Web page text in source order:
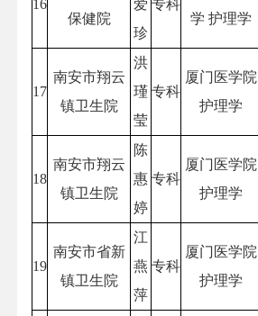
16
保健院
爱
珍
专科
学 护理学
17
南安市翔云
镇卫生院
洪
瑾
莹
专科
厦门医学院
护理学
18
南安市翔云
镇卫生院
陈
惠
婷
专科
厦门医学院
护理学
19
南安市省新
镇卫生院
江
燕
萍
专科
厦门医学院
护理学